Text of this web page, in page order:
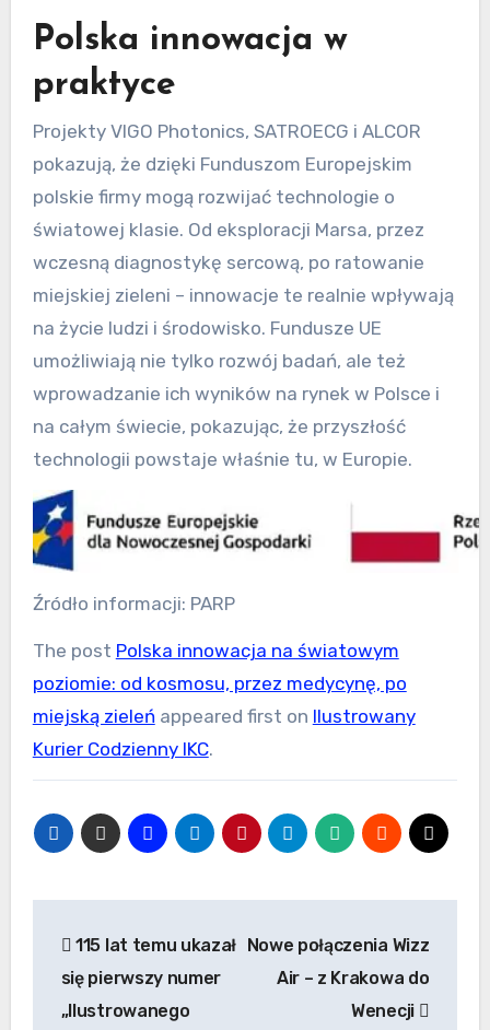
Polska innowacja w
praktyce
Projekty VIGO Photonics, SATROECG i ALCOR
pokazują, że dzięki Funduszom Europejskim
polskie firmy mogą rozwijać technologie o
światowej klasie. Od eksploracji Marsa, przez
wczesną diagnostykę sercową, po ratowanie
miejskiej zieleni – innowacje te realnie wpływają
na życie ludzi i środowisko. Fundusze UE
umożliwiają nie tylko rozwój badań, ale też
wprowadzanie ich wyników na rynek w Polsce i
na całym świecie, pokazując, że przyszłość
technologii powstaje właśnie tu, w Europie.
Źródło informacji: PARP
The post Polska innowacja na światowym
poziomie: od kosmosu, przez medycynę, po
miejską zieleńappeared first on Ilustrowany
Kurier Codzienny IKC.
wpisu
115 lat temu ukazał
się pierwszy numer
„Ilustrowanego
Nowe połączenia Wizz
Air – z Krakowa do
Wenecji